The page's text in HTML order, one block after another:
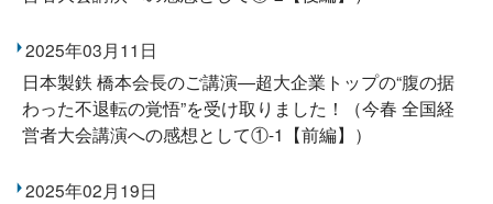
2025年03月11日
日本製鉄 橋本会長のご講演―超大企業トップの“腹の据
わった不退転の覚悟”を受け取りました！（今春 全国経
営者大会講演への感想として①-1【前編】）
2025年02月19日